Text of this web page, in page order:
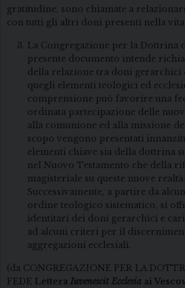
gratitudine, sono chiamate a
con tutti gli altri doni presenti nella vita
La Congregazione per la Dottrina
presente documento intende
della relazione tra doni gerarchici
quegli elementi teologici ed
comprensione può favorire una
ordinata partecipazione delle
alla comunione ed alla missione
scopo vengono presentati
elementi chiave sia della dottrina
nel Nuovo Testamento che della
magisteriale su queste nuove realtà.
Successivamente, a partire da
ordine teologico sistematico, si
identitari dei doni gerarchici e
ad alcuni criteri per il
aggregazioni ecclesiali.
(da CONGREGAZIONE PER LA
FEDE Lettera Iuvenescit Ecclesia ai